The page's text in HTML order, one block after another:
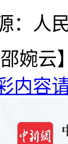
人民
婉云】
内容